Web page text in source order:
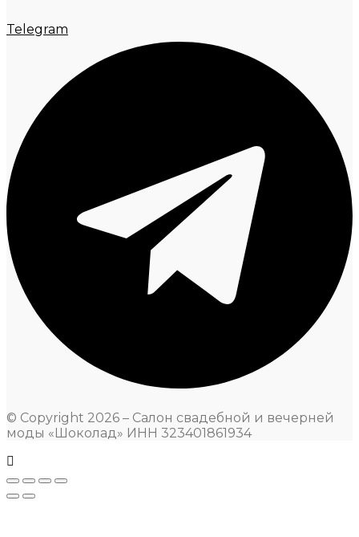
Telegram
© Copyright 2026 – Салон свадебной и вечерней
моды «Шоколад» ИНН 323401861934